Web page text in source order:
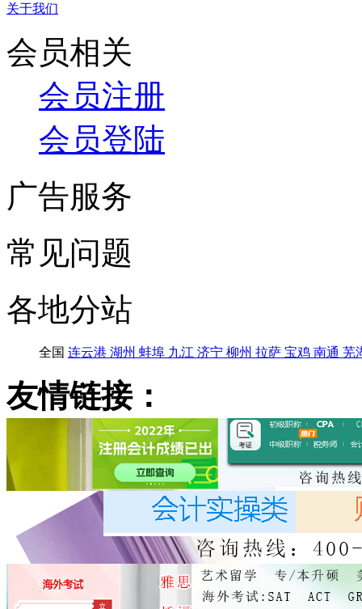
关于我们
会员相关
会员注册
会员登陆
广告服务
常见问题
各地分站
全国 连云港 湖州 蚌埠 九江 济宁 柳州 拉萨 宝鸡 南通 芜
友情链接：